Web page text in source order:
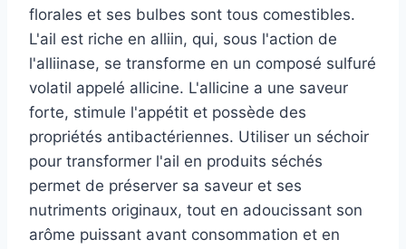
florales et ses bulbes sont tous comestibles.
L'ail est riche en alliin, qui, sous l'action de
l'alliinase, se transforme en un composé sulfuré
volatil appelé allicine. L'allicine a une saveur
forte, stimule l'appétit et possède des
propriétés antibactériennes. Utiliser un séchoir
pour transformer l'ail en produits séchés
permet de préserver sa saveur et ses
nutriments originaux, tout en adoucissant son
arôme puissant avant consommation et en